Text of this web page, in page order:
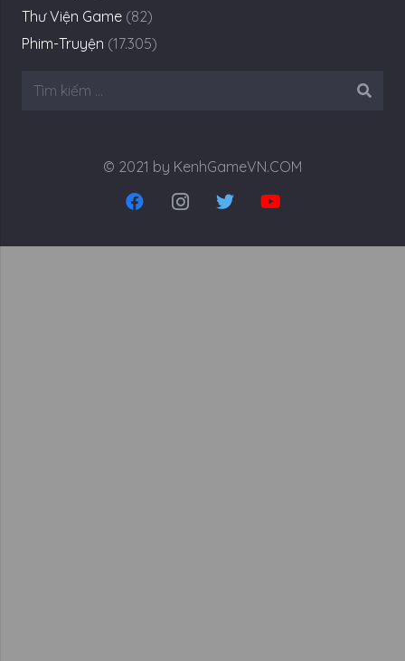
Thư Viện Game (82)
Phim-Truyện (17.305)
Tìm
© 2021 by KenhGameVN.COM